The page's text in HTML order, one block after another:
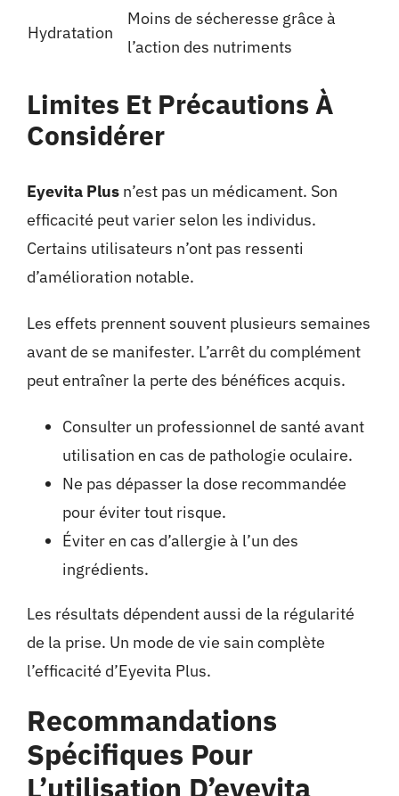
Hydratation
Moins de sécheresse grâce à
l’action des nutriments
Limites Et Précautions À
Considérer
Eyevita Plusn’est pas un médicament. Son
efficacité peut varier selon les individus.
Certains utilisateurs n’ont pas ressenti
d’amélioration notable.
Les effets prennent souvent plusieurs semaines
avant de se manifester. L’arrêt du complément
peut entraîner la perte des bénéfices acquis.
Consulter un professionnel de santé avant
utilisation en cas de pathologie oculaire.
Ne pas dépasser la dose recommandée
pour éviter tout risque.
Éviter en cas d’allergie à l’un des
ingrédients.
Les résultats dépendent aussi de la régularité
de la prise. Un mode de vie sain complète
l’efficacité d’Eyevita Plus.
Recommandations
Spécifiques Pour
L’utilisation D’eyevita